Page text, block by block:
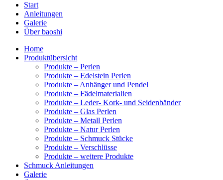
Start
Anleitungen
Galerie
Über baoshi
Home
Produktübersicht
Produkte – Perlen
Produkte – Edelstein Perlen
Produkte – Anhänger und Pendel
Produkte – Fädelmaterialien
Produkte – Leder- Kork- und Seidenbänder
Produkte – Glas Perlen
Produkte – Metall Perlen
Produkte – Natur Perlen
Produkte – Schmuck Stücke
Produkte – Verschlüsse
Produkte – weitere Produkte
Schmuck Anleitungen
Galerie